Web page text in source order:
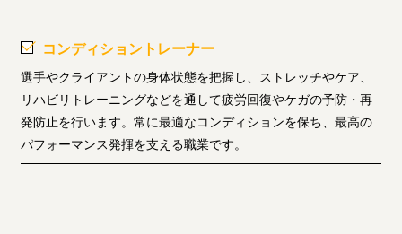
コンディショントレーナー
選手やクライアントの身体状態を把握し、ストレッチやケア、
リハビリトレーニングなどを通して疲労回復やケガの予防・再
発防止を行います。常に最適なコンディションを保ち、最高の
パフォーマンス発揮を支える職業です。